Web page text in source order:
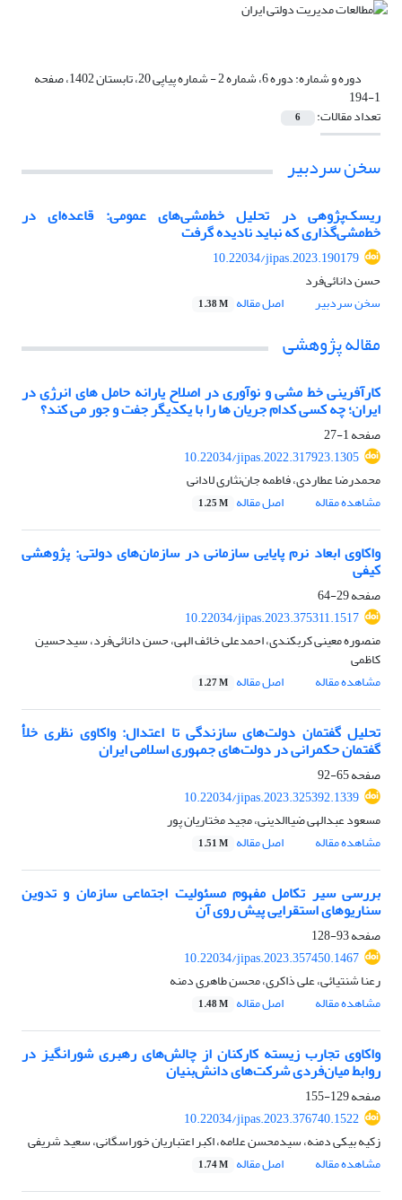
دوره و شماره: دوره 6، شماره 2 - شماره پیاپی 20، تابستان 1402، صفحه
1-194
تعداد مقالات: 6
سخن سردبیر
ریسک‌پژوهی در تحلیل خط‌مشی‌های عمومی: قاعده‌ای در
خط‌مشی‌گذاری که نباید نادیده گرفت
10.22034/jipas.2023.190179
حسن دانائی‌فرد
سخن سردبیر
اصل مقاله 1.38 M
مقاله پژوهشی
کارآفرینی خط مشی و نوآوری در اصلاح یارانه حامل های انرژی در
ایران؛ چه کسی کدام جریان ها را با یکدیگر جفت و جور می کند؟
صفحه1-27
10.22034/jipas.2022.317923.1305
محمدرضا عطاردی، فاطمه جان‌نثاری لادانی
مشاهده مقاله
اصل مقاله 1.25 M
واکاوی ابعاد نرم پایایی سازمانی در سازمان‌های دولتی: پژوهشی
کیفی
صفحه29-64
10.22034/jipas.2023.375311.1517
منصوره معینی کربکندی، احمدعلی خائف الهی، حسن دانائی‌فرد، سیدحسین
کاظمی
مشاهده مقاله
اصل مقاله 1.27 M
تحلیل گفتمان دولت‌های سازندگی تا اعتدال: واکاوی نظری خلأ
گفتمان حکمرانی در دولت‌های جمهوری اسلامی ایران
صفحه65-92
10.22034/jipas.2023.325392.1339
مسعود عبدالهی ضیاالدینی، مجید مختاریان پور
مشاهده مقاله
اصل مقاله 1.51 M
بررسی سیر تکامل مفهوم مسئولیت اجتماعی سازمان و تدوین
سناریوهای استقرایی پیش روی آن
صفحه93-128
10.22034/jipas.2023.357450.1467
رعنا شنتیائی، علی ذاکری، محسن طاهری دمنه
مشاهده مقاله
اصل مقاله 1.48 M
واکاوی تجارب زیسته کارکنان از چالش‌های رهبری شورانگیز در
روابط میان‌فردی شرکت‌های دانش‌بنیان
صفحه129-155
10.22034/jipas.2023.376740.1522
زکیه بیکی دمنه، سیدمحسن علامه، اکبر اعتباریان خوراسگانی، سعید شریفی
مشاهده مقاله
اصل مقاله 1.74 M